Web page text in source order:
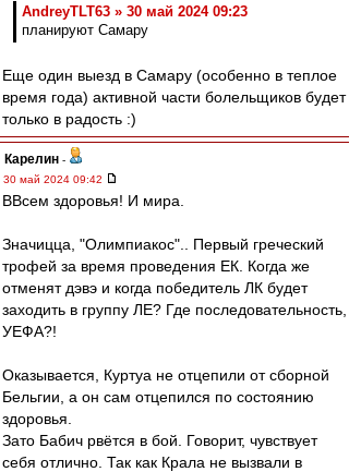
AndreyTLT63 » 30 май 2024 09:23
планируют Самару
Еще один выезд в Самару (особенно в теплое
время года) активной части болельщиков будет
только в радость :)
Карелин -
30 май 2024 09:42
ВВсем здоровья! И мира.
Значицца, "Олимпиакос".. Первый греческий
трофей за время проведения ЕК. Когда же
отменят дэвэ и когда победитель ЛК будет
заходить в группу ЛЕ? Где последовательность,
УЕФА?!
Оказывается, Куртуа не отцепили от сборной
Бельгии, а он сам отцепился по состоянию
здоровья.
Зато Бабич рвётся в бой. Говорит, чувствует
себя отлично. Так как Крала не вызвали в